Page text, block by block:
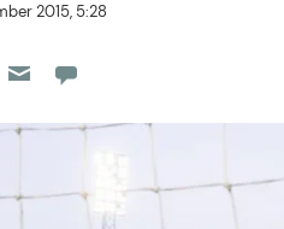
2015, 5:28
Reddit
Flipboard
on Pocket